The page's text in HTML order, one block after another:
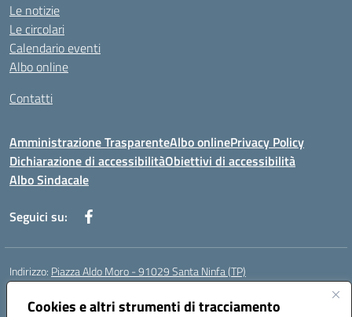
Cookies e altri strumenti di tracciamento
Le notizie
Le circolari
Calendario eventi
Albo online
Contatti
Amministrazione TrasparenteAlbo onlinePrivacy Policy
Dichiarazione di accessibilitàObiettivi di accessibilità
Albo Sindacale
Seguici su:
Indirizzo: Piazza Aldo Moro - 91029 Santa Ninfa (TP)
Centralino:
Posta elettronica certificata (PEC):tpic807004@pec.istruzione.it